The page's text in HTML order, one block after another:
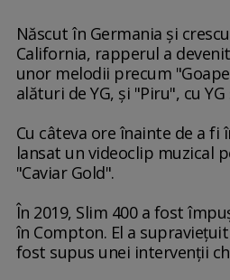
Născut în Germania şi
California, rapperul a
unor melodii precum
alături de YG, şi "Piru", cu
Cu câteva ore înainte de a fi
lansat un videoclip muzical
"Caviar Gold".
În 2019, Slim 400 a fost
în Compton. El a
fost supus unei intervenţii